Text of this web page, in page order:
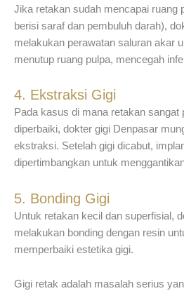
Jika retakan sudah mencapai ruang
berisi saraf dan pembuluh darah),
melakukan perawatan saluran akar
menutup ruang pulpa, mencegah
4. Ekstraksi Gigi
Pada kasus di mana retakan sangat
diperbaiki, dokter gigi Denpasar
ekstraksi. Setelah gigi dicabut,
dipertimbangkan untuk
5. Bonding Gigi
Untuk retakan kecil dan superfisial,
melakukan bonding dengan resin
memperbaiki estetika gigi.
Gigi retak adalah masalah serius